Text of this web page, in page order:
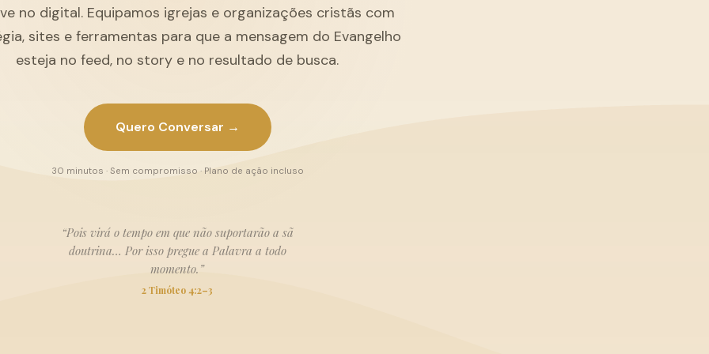
no digital. Equipamos igrejas e organizações cristãs com
sites e ferramentas para que a mensagem do Evangelho
esteja no feed, no story e no resultado de busca.
Quero Conversar →
30 minutos · Sem compromisso · Plano de ação incluso
“Pois virá o tempo em que não suportarão a sã
doutrina… Por isso pregue a Palavra a todo
momento.”
2 Timóteo 4:2–3